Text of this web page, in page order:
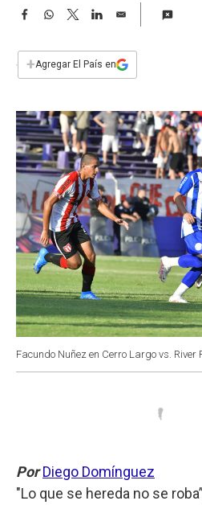
F
e
b
k
W
s
p
T
w
t
L
n
E
i
l
+Agregar El País en
Facundo Nuñez en Cerro Largo vs. River
PorDiego Domínguez
"Lo que se hereda no se